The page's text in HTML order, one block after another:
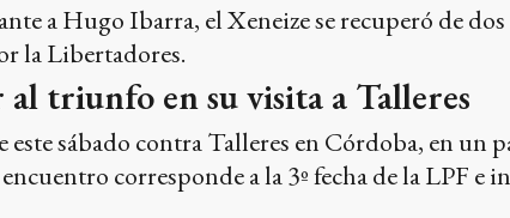
a Hugo Ibarra, el Xeneize se recuperó de
la Libertadores.
al triunfo en su visita a Talleres
este sábado contra Talleres en Córdoba, en
corresponde a la 3º fecha de la LPF e